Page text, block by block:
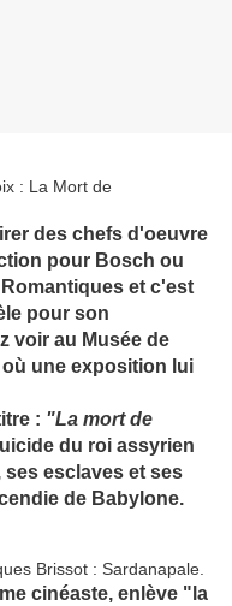
de
des chefs d'oeuvre
pour Bosch ou
et c'est
pour son
voir au Musée de
une exposition lui
: "La mort de
du roi assyrien
esclaves et ses
de Babylone.
cinéaste, enlève "la